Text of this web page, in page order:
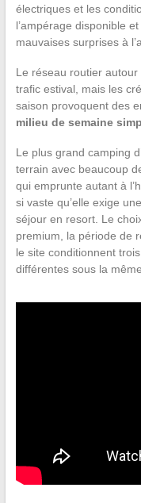
électriques et les
l’ampérage disponible
mauvaises surprises à
Le réseau routier
trafic estival, mais les
saison provoquent des
milieu de semaine
Le plus grand camping
terrain avec beaucoup
qui emprunte autant à
si vaste qu’elle exige
séjour en resort. Le
premium, la période de
le site conditionnent
différentes sous la